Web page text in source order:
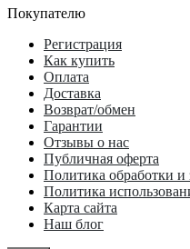
Покупателю
Регистрация
Как купить
Оплата
Доставка
Возврат/обмен
Гарантии
Отзывы о нас
Публичная оферта
Политика обработки
Политика
Карта сайта
Наш блог